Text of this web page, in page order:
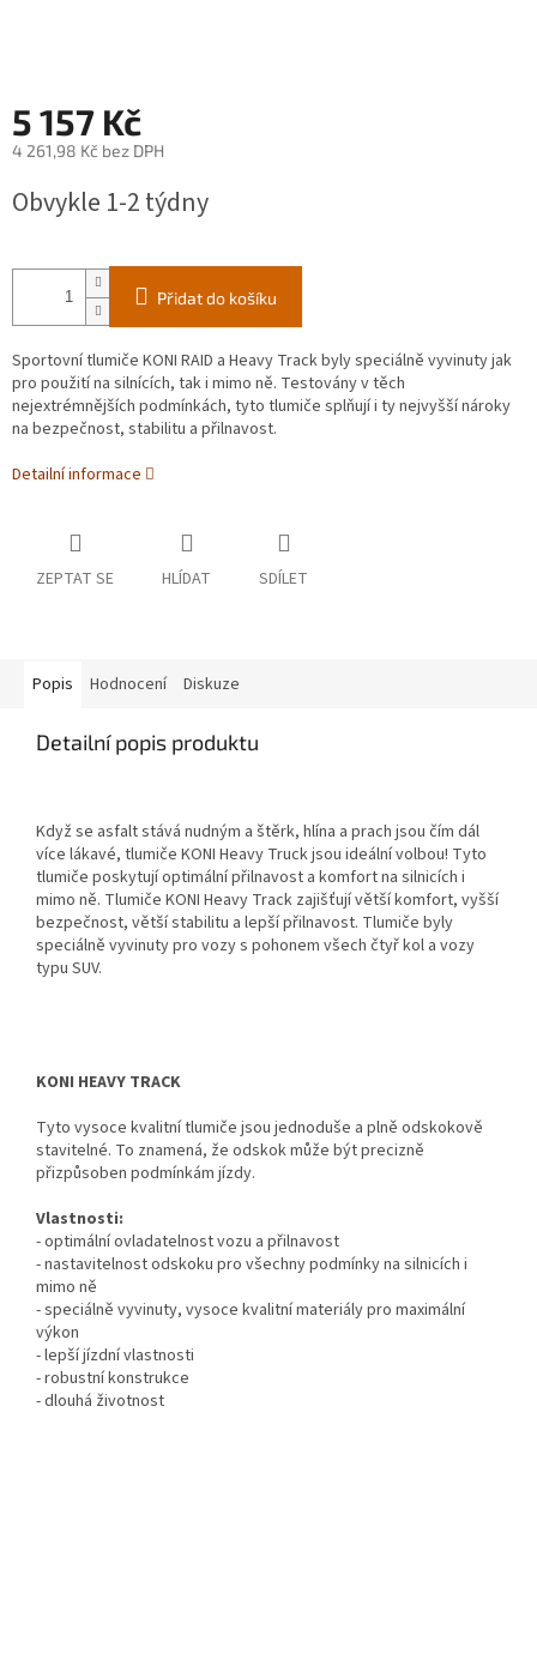
5 157 Kč
4 261,98 Kč bez DPH
cena:
Obvykle 1-2 týdny
Přidat do košíku
Sportovní tlumiče KONI RAID a Heavy Track byly speciálně vyvinuty jak
pro použití na silnících, tak i mimo ně. Testovány v těch
nejextrémnějších podmínkách, tyto tlumiče splňují i ty nejvyšší nároky
na bezpečnost, stabilitu a přilnavost.
Detailní informace
ZEPTAT SE HLÍDAT SDÍLET
Popis Hodnocení Diskuze
Detailní popis produktu
Když se asfalt stává nudným a štěrk, hlína a prach jsou čím dál
více lákavé, tlumiče KONI Heavy Truck jsou ideální volbou! Tyto
tlumiče poskytují optimální přilnavost a komfort na silnicích i
mimo ně. Tlumiče KONI Heavy Track zajišťují větší komfort, vyšší
bezpečnost, větší stabilitu a lepší přilnavost. Tlumiče byly
speciálně vyvinuty pro vozy s pohonem všech čtyř kol a vozy
typu SUV.
KONI HEAVY TRACK
Tyto vysoce kvalitní tlumiče jsou jednoduše a plně odskokově
stavitelné. To znamená, že odskok může být precizně
přizpůsoben podmínkám jízdy.
Vlastnosti:
- optimální ovladatelnost vozu a přilnavost
- nastavitelnost odskoku pro všechny podmínky na silnicích i
mimo ně
- speciálně vyvinuty, vysoce kvalitní materiály pro maximální
výkon
- lepší jízdní vlastnosti
- robustní konstrukce
- dlouhá životnost